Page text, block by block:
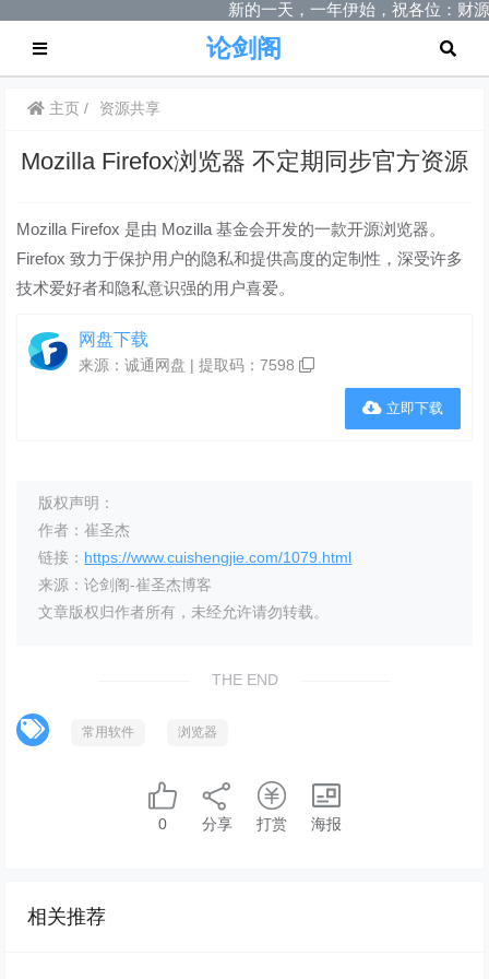
新的一天，一年伊始，祝各位：财
论剑阁
主页 资源共享
Mozilla Firefox浏览器 不定期同步官方资源
Mozilla Firefox 是由 Mozilla 基金会开发的一款开源浏览器。
Firefox 致力于保护用户的隐私和提供高度的定制性，深受许多
技术爱好者和隐私意识强的用户喜爱。
网盘下载
来源：诚通网盘 | 提取码：7598
立即下载
版权声明：
作者：崔圣杰
链接： https://www.cuishengjie.com/1079.html
来源：论剑阁-崔圣杰博客
文章版权归作者所有，未经允许请勿转载。
THE END
常用软件 浏览器
0 分享 打赏 海报
相关推荐